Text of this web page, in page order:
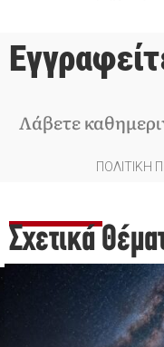
Λάβετε
ΠΟΛΙΤΙΚΗ
Σχετικά